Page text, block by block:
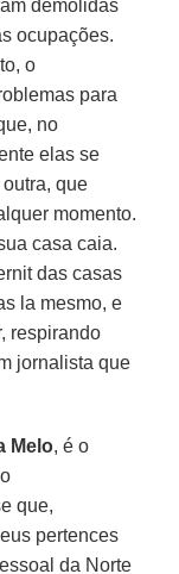
demolidas
ocupações.
o
para
no
elas se
que
momento.
casa caia.
das casas
la mesmo, e
respirando
jornalista que
Melo, é o
que,
pertences
da Norte